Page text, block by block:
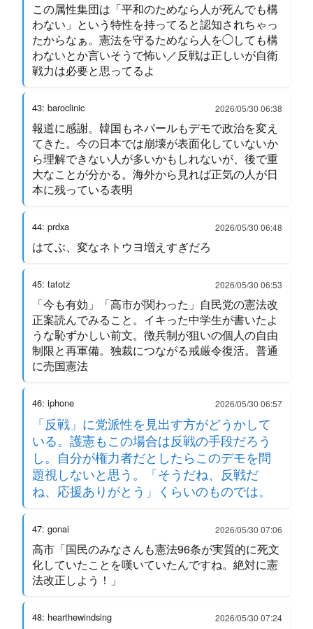
この属性集団は「平和のためなら人が死んでも構
わない」という特性を持ってると認知されちゃっ
たからなぁ。憲法を守るためなら人を◯しても構
わないとか言いそうで怖い／反戦は正しいが自衛
戦力は必要と思ってるよ
43: baroclinic 2026/05/30 06:38
報道に感謝。韓国もネパールもデモで政治を変え
てきた。今の日本では崩壊が表面化していないか
ら理解できない人が多いかもしれないが、後で重
大なことが分かる。海外から見れば正気の人が日
本に残っている表明
44: prdxa 2026/05/30 06:48
はてぶ、変なネトウヨ増えすぎだろ
45: tatotz 2026/05/30 06:53
「今も有効」「高市が関わった」自民党の憲法改
正案読んでみること。イキった中学生が書いたよ
うな恥ずかしい前文。徴兵制が狙いの個人の自由
制限と再軍備。独裁につながる戒厳令復活。普通
に売国憲法
46: iphone 2026/05/30 06:57
「反戦」に党派性を見出す方がどうかして
いる。護憲もこの場合は反戦の手段だろう
し。自分が権力者だとしたらこのデモを問
題視しないと思う。「そうだね、反戦だ
ね、応援ありがとう」くらいのものでは。
47: gonai 2026/05/30 07:06
高市「国民のみなさんも憲法96条が実質的に死文
化していたことを嘆いていたんですね。絶対に憲
法改正しよう！」
48: hearthewindsing 2026/05/30 07:24